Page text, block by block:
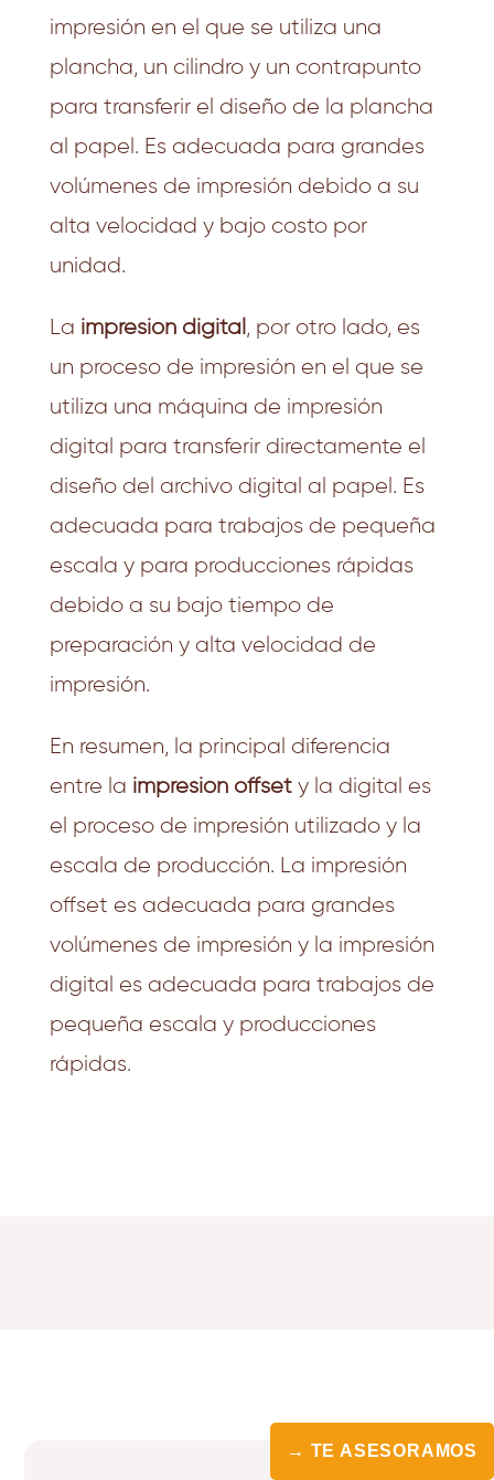
impresión en el que se utiliza una
plancha, un cilindro y un contrapunto
para transferir el diseño de la plancha
al papel. Es adecuada para grandes
volúmenes de impresión debido a su
alta velocidad y bajo costo por
unidad.
La impresión digital , por otro lado, es
un proceso de impresión en el que se
utiliza una máquina de impresión
digital para transferir directamente el
diseño del archivo digital al papel. Es
adecuada para trabajos de pequeña
escala y para producciones rápidas
debido a su bajo tiempo de
preparación y alta velocidad de
impresión.
En resumen, la principal diferencia
entre la impresión offsety la digital es
el proceso de impresión utilizado y la
escala de producción. La impresión
offset es adecuada para grandes
volúmenes de impresión y la impresión
digital es adecuada para trabajos de
pequeña escala y producciones
rápidas.
→ TE ASESORAMOS